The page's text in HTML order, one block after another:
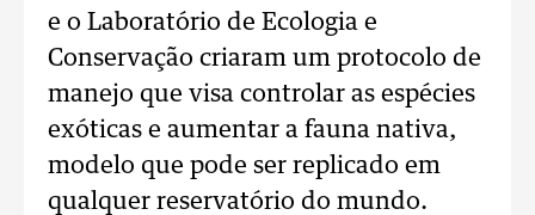
e o Laboratório de Ecologia e
Conservação criaram um protocolo de
manejo que visa controlar as espécies
exóticas e aumentar a fauna nativa,
modelo que pode ser replicado em
qualquer reservatório do mundo.